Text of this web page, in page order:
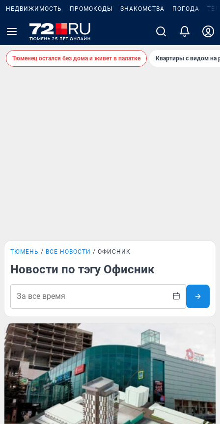
НЕДВИЖИМОСТЬ ПРОМОКОДЫ ЗНАКОМСТВА ПОГОДА
Тюменец остался без дома и живет в палатке Квартиры с видом на
ТЮМЕНЬ ВСЕ НОВОСТИ ОФИСНИК
Новости по тэгу Офисник